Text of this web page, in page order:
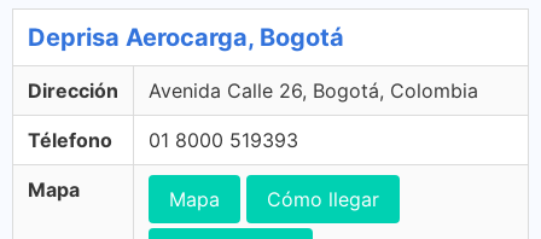
Deprisa Aerocarga, Bogotá
Dirección Avenida Calle 26, Bogotá, Colombia
Télefono 01 8000 519393
Mapa Mapa Cómo llegar